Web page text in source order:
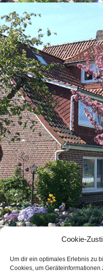
Cookie-
Um dir ein optimales Erlebnis zu
Cookies, um